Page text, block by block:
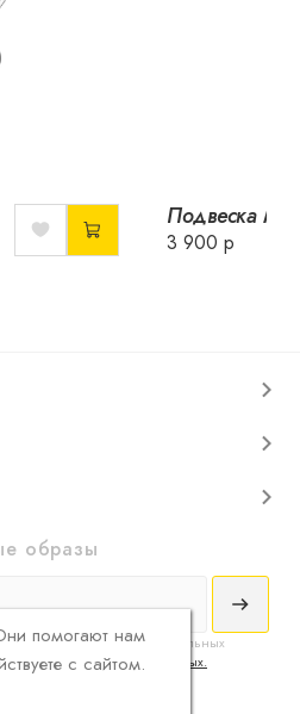
3 900 р
образы
и обработки конфиденциальных
обработки персональных данных.
помогают нам
с сайтом.